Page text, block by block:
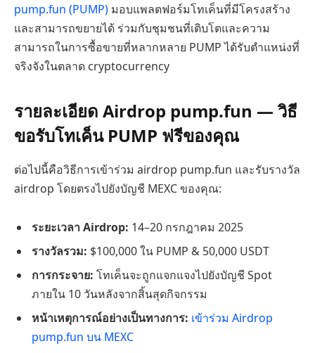
pump.fun (PUMP) มอบแพลตฟอร์มโทเค็นที่มีโครงสร้าง
และสามารถขยายได้ ร่วมกับชุมชนที่เติบโตและความ
สามารถในการซื้อขายที่หลากหลาย PUMP ได้รับตำแหน่งที่
จริงจังในตลาด cryptocurrency
รายละเอียด Airdrop pump.fun — วิธี
ขอรับโทเค็น PUMP ฟรีของคุณ
ต่อไปนี้คือวิธีการเข้าร่วม airdrop pump.fun และรับรางวัล
airdrop โดยตรงไปยังบัญชี MEXC ของคุณ:
ระยะเวลา Airdrop: 14–20 กรกฎาคม 2025
รางวัลรวม: $100,000 ใน PUMP & 50,000 USDT
การกระจาย: โทเค็นจะถูกแจกแจงไปยังบัญชี Spot
ภายใน 10 วันหลังจากสิ้นสุดกิจกรรม
หน้าเหตุการณ์อย่างเป็นทางการ: เข้าร่วม Airdrop
pump.fun บน MEXC